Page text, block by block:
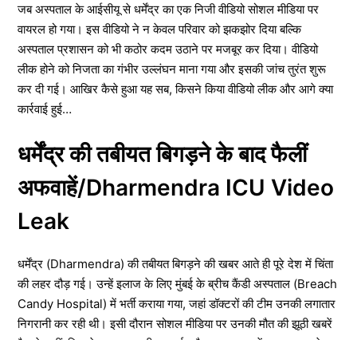
जब अस्पताल के आईसीयू से धर्मेंद्र का एक निजी वीडियो सोशल मीडिया पर
वायरल हो गया। इस वीडियो ने न केवल परिवार को झकझोर दिया बल्कि
अस्पताल प्रशासन को भी कठोर कदम उठाने पर मजबूर कर दिया। वीडियो
लीक होने को निजता का गंभीर उल्लंघन माना गया और इसकी जांच तुरंत शुरू
कर दी गई। आखिर कैसे हुआ यह सब, किसने किया वीडियो लीक और आगे क्या
कार्रवाई हुई…
धर्मेंद्र की तबीयत बिगड़ने के बाद फैलीं
अफवाहें/Dharmendra ICU Video
Leak
धर्मेंद्र (Dharmendra) की तबीयत बिगड़ने की खबर आते ही पूरे देश में चिंता
की लहर दौड़ गई। उन्हें इलाज के लिए मुंबई के ब्रीच कैंडी अस्पताल (Breach
Candy Hospital) में भर्ती कराया गया, जहां डॉक्टरों की टीम उनकी लगातार
निगरानी कर रही थी। इसी दौरान सोशल मीडिया पर उनकी मौत की झूठी खबरें